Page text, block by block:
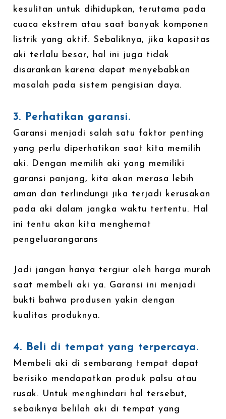
kesulitan untuk dihidupkan, terutama pada
cuaca ekstrem atau saat banyak komponen
listrik yang aktif. Sebaliknya, jika kapasitas
aki terlalu besar, hal ini juga tidak
disarankan karena dapat menyebabkan
masalah pada sistem pengisian daya.
3. Perhatikan garansi.
Garansi menjadi salah satu faktor penting
yang perlu diperhatikan saat kita memilih
aki. Dengan memilih aki yang memiliki
garansi panjang, kita akan merasa lebih
aman dan terlindungi jika terjadi kerusakan
pada aki dalam jangka waktu tertentu. Hal
ini tentu akan kita menghemat
pengeluarangarans
Jadi jangan hanya tergiur oleh harga murah
saat membeli aki ya. Garansi ini menjadi
bukti bahwa produsen yakin dengan
kualitas produknya.
4. Beli di tempat yang terpercaya.
Membeli aki di sembarang tempat dapat
berisiko mendapatkan produk palsu atau
rusak. Untuk menghindari hal tersebut,
sebaiknya belilah aki di tempat yang